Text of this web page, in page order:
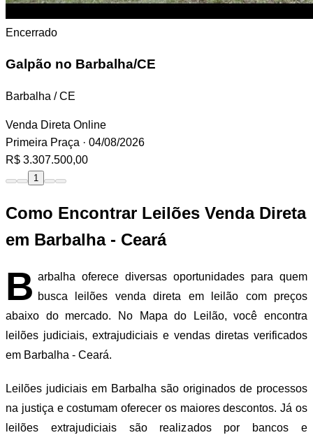
Encerrado
Galpão no Barbalha/CE
Barbalha / CE
Venda Direta Online
Primeira Praça · 04/08/2026
R$ 3.307.500,00
1
Como Encontrar Leilões Venda Direta
em Barbalha - Ceará
B arbalha oferece diversas oportunidades para quem
busca leilões venda direta em leilão com preços
abaixo do mercado. No Mapa do Leilão, você encontra
leilões judiciais, extrajudiciais e vendas diretas verificados
em Barbalha - Ceará.
Leilões judiciais em Barbalha são originados de processos
na justiça e costumam oferecer os maiores descontos. Já os
leilões extrajudiciais são realizados por bancos e